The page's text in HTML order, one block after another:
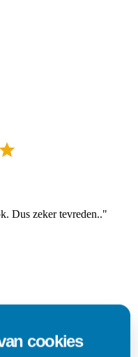
Dus zeker tevreden.."
cookies